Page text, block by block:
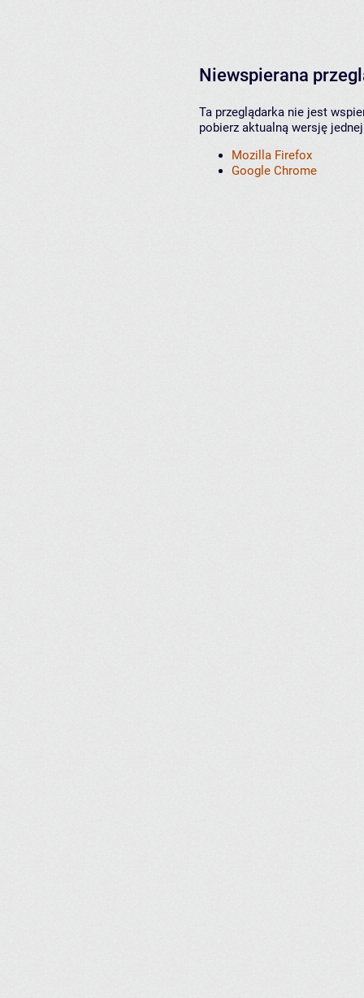
Niewspierana
Ta przeglądarka nie jest
pobierz aktualną wersję
Mozilla Firefox
Google Chrome